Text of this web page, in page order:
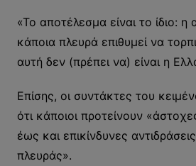
«Το αποτέλεσμα είναι το ίδιο: η
κάποια πλευρά επιθυμεί να
αυτή δεν (πρέπει να) είναι η
Επίσης, οι συντάκτες του
ότι κάποιοι προτείνουν
έως και επικίνδυνες
πλευράς».